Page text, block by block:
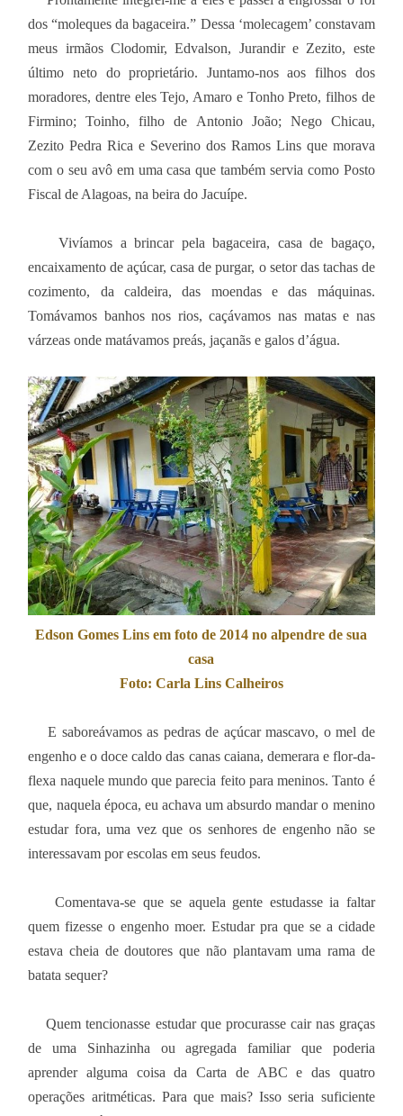
dos “moleques da bagaceira.” Dessa ‘molecagem’ constavam
meus irmãos Clodomir, Edvalson, Jurandir e Zezito, este
último neto do proprietário. Juntamo-nos aos filhos dos
moradores, dentre eles Tejo, Amaro e Tonho Preto, filhos de
Firmino; Toinho, filho de Antonio João; Nego Chicau,
Zezito Pedra Rica e Severino dos Ramos Lins que morava
com o seu avô em uma casa que também servia como Posto
Fiscal de Alagoas, na beira do Jacuípe.
Vivíamos a brincar pela bagaceira, casa de bagaço,
encaixamento de açúcar, casa de purgar, o setor das tachas de
cozimento, da caldeira, das moendas e das máquinas.
Tomávamos banhos nos rios, caçávamos nas matas e nas
várzeas onde matávamos preás, jaçanãs e galos d’água.
Edson Gomes Lins em foto de 2014 no alpendre de sua
casa
Foto: Carla Lins Calheiros
E saboreávamos as pedras de açúcar mascavo, o mel de
engenho e o doce caldo das canas caiana, demerara e flor-da-
flexa naquele mundo que parecia feito para meninos. Tanto é
que, naquela época, eu achava um absurdo mandar o menino
estudar fora, uma vez que os senhores de engenho não se
interessavam por escolas em seus feudos.
Comentava-se que se aquela gente estudasse ia faltar
quem fizesse o engenho moer. Estudar pra que se a cidade
estava cheia de doutores que não plantavam uma rama de
batata sequer?
Quem tencionasse estudar que procurasse cair nas graças
de uma Sinhazinha ou agregada familiar que poderia
aprender alguma coisa da Carta de ABC e das quatro
operações aritméticas. Para que mais? Isso seria suficiente